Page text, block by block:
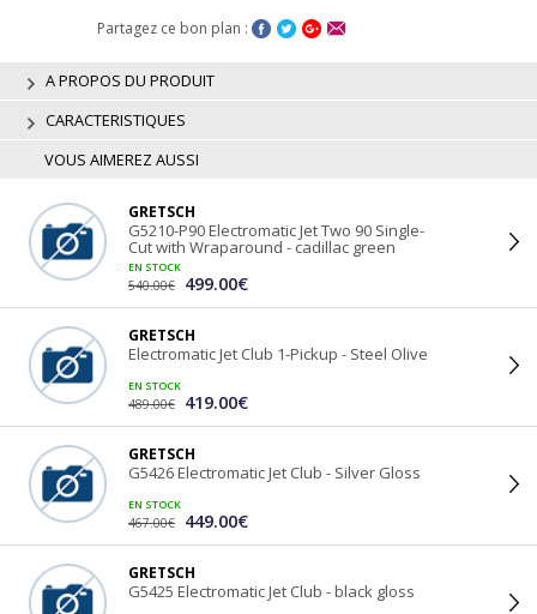
Partagez ce bon plan :
A PROPOS DU PRODUIT
CARACTERISTIQUES
VOUS AIMEREZ AUSSI
GRETSCH
G5210-P90 Electromatic Jet Two 90 Single-
Cut with Wraparound - cadillac green
EN STOCK
540.00€ 499.00€
GRETSCH
Electromatic Jet Club 1-Pickup - Steel Olive
EN STOCK
489.00€ 419.00€
GRETSCH
G5426 Electromatic Jet Club - Silver Gloss
EN STOCK
467.00€ 449.00€
GRETSCH
G5425 Electromatic Jet Club - black gloss